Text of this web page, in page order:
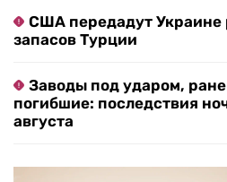
США передадут Украине
запасов Турции
Заводы под ударом,
погибшие: последствия
августа